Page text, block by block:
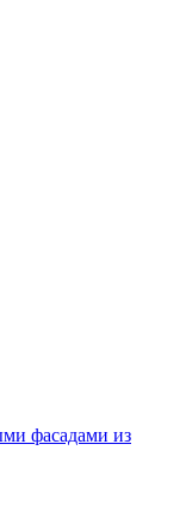
фасадами из